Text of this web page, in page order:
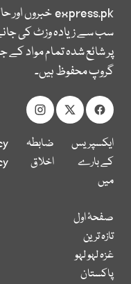
express.pkخبروں اور
سب سے زیادہ وزٹ کی
پر شائع شدہ تمام مواد
گروپ محفوظ ہیں۔
ایکسپریس
کے بارے
میں
ضابطہ
اخلاق
صفحۂ اول
تازہ ترین
غزہ لہو لہو
پاکستان